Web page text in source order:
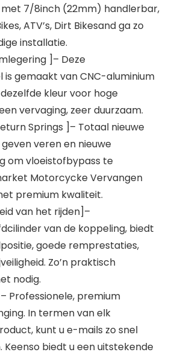
7/8inch (22mm) handlerbar,
ATV’s, Dirt Bikesand ga zo
installatie.
]– Deze
is gemaakt van CNC-aluminium
kleur voor hoge
vervaging, zeer duurzaam.
Springs ]– Totaal nieuwe
veren en nieuwe
om vloeistofbypass te
Motorcycke Vervangen
premium kwaliteit.
van het rijden]–
van de koppeling, biedt
goede remprestaties,
Zo’n praktisch
nodig.
Professionele, premium
In termen van elk
kunt u e-mails zo snel
Keenso biedt u een uitstekende